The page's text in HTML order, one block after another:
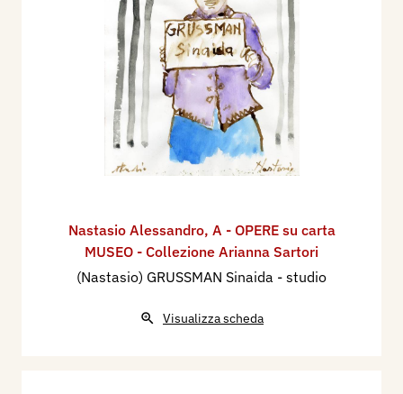
Nastasio Alessandro, A - OPERE su carta
MUSEO - Collezione Arianna Sartori
(Nastasio) GRUSSMAN Sinaida - studio
Visualizza scheda